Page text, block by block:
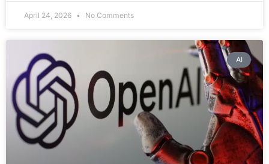
April 24, 2026 No Comments
AI